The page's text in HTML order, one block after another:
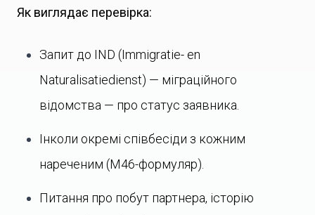
Як виглядає перевірка:
Запит до IND (Immigratie- en
Naturalisatiedienst) — міграційного
відомства — про статус заявника.
Інколи окремі співбесіди з кожним
нареченим (M46-формуляр).
Питання про побут партнера, історію